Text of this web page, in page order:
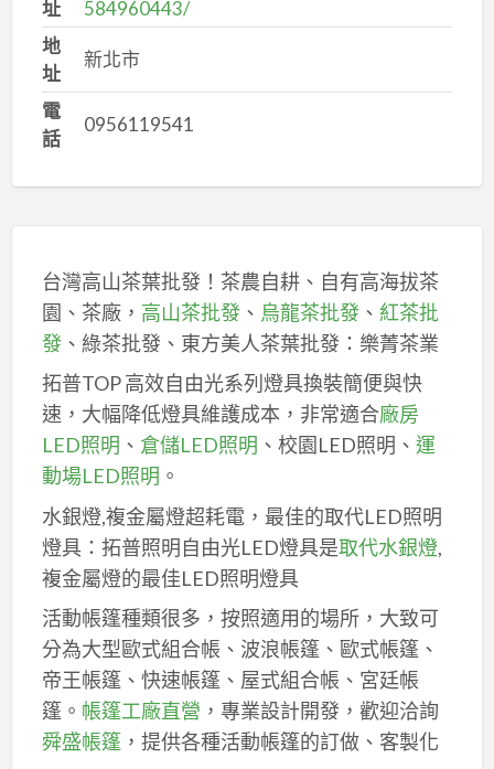
址
584960443/
地
址
新北市
電
話
0956119541
台灣高山茶葉批發！茶農自耕、自有高海拔茶
園、茶廠， 高山茶批發、 烏龍茶批發、 紅茶批
發、綠茶批發、東方美人茶葉批發：樂菁茶業
拓普TOP 高效自由光系列燈具換裝簡便與快
速，大幅降低燈具維護成本，非常適合廠房
LED照明 、 倉儲LED照明 、校園LED照明、 運
動場LED照明 。
水銀燈,複金屬燈超耗電，最佳的取代LED照明
燈具：拓普照明自由光LED燈具是取代水銀燈,
複金屬燈的最佳LED照明燈具
活動帳篷種類很多，按照適用的場所，大致可
分為大型歐式組合帳、波浪帳篷、歐式帳篷、
帝王帳篷、快速帳篷、屋式組合帳、宮廷帳
篷。 帳篷工廠直營 ，專業設計開發，歡迎洽詢
舜盛帳篷，提供各種活動帳篷的訂做、客製化